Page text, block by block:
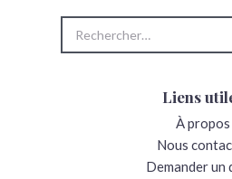
Liens
À propos
Nous
Demander un